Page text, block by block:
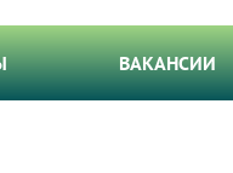
ВАКАНСИИ